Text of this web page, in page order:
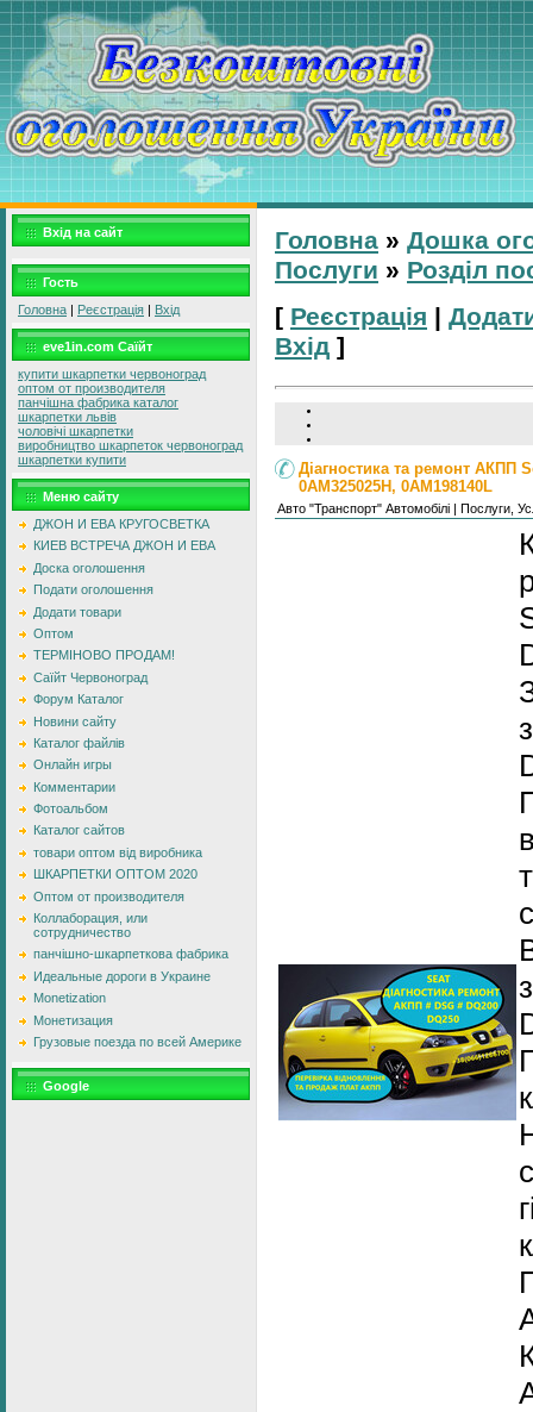
Вхід на сайт
Гость
Головна | Реєстрація | Вхід
eve1in.com Саїйт
купити шкарпетки червоноград
оптом от производителя
панчішна фабрика каталог
шкарпетки львів
чоловічі шкарпетки
виробництво шкарпеток червоноград
шкарпетки купити
Меню сайту
ДЖОН И ЕВА КРУГОСВЕТКА
КИЕВ ВСТРЕЧА ДЖОН И ЕВА
Доска оголошення
Подати оголошення
Додати товари
Оптом
ТЕРМІНОВО ПРОДАМ!
Саїйт Червоноград
Форум Каталог
Новини сайту
Каталог файлів
Онлайн игры
Комментарии
Фотоальбом
Каталог сайтов
товари оптом від виробника
ШКАРПЕТКИ ОПТОМ 2020
Оптом от производителя
Коллаборация, или
сотрудничество
панчішно-шкарпеткова фабрика
Идеальные дороги в Украине
Monetization
Монетизация
Грузовые поезда по всей Америке
Google
Головна » Дошка
Послуги » Розділ
[ Реєстрація |
Вхід ]
Діагностика та ремонт АКПП
0AM325025H, 0AM198140L
Авто "Транспорт" Автомобілі | Послуги,